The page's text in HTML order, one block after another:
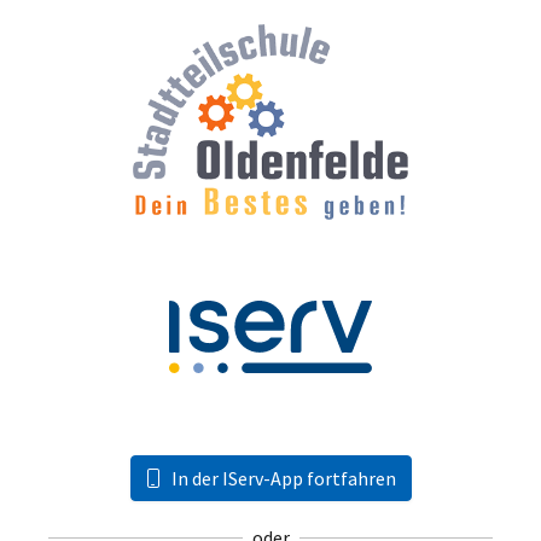
In der IServ-App fortfahren